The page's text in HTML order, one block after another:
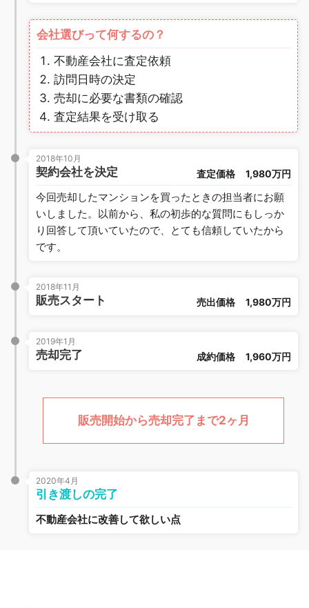
会社選びって何するの？
不動産会社に査定依頼
訪問日時の決定
売却に必要な書類の確認
査定結果を受け取る
2018年10月
契約会社を決定 査定価格 1,980万円
今回売却したマンションを買ったときの担当者にお願
いしました。以前から、私の初歩的な質問にもしっか
り回答して頂いていたので、とても信頼していたから
です。
2018年11月
販売スタート 売出価格 1,980万円
2019年1月
売却完了 成約価格 1,960万円
販売開始から売却完了まで2ヶ月
2020年4月
引き渡しの完了
不動産会社に改善して欲しい点